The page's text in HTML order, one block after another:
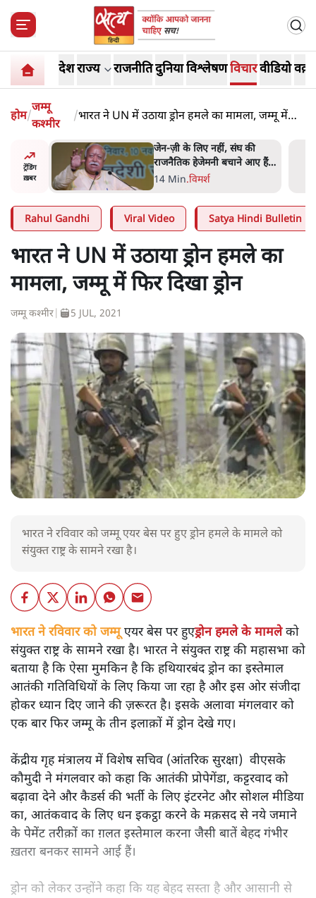
देशराज्य राजनीतिदुनियाविश्लेषणविचारवीडियो
होम/
जम्मू
कश्मीर
/भारत ने UN में उठाया ड्रोन हमले का मामला, जम्मू में
ट्रेंडिंग
ख़बर
आए हैं
ईरान ने जारी किया मुजतबा
खामेनेई का वीडियो; स्वास्थ्य पर
इसराइली मीडिया में चल रही थीं
7 Min.दुनिया
Rahul Gandhi Viral Video Satya Hindi Bulletin
भारत ने UN में उठाया ड्रोन हमले का
मामला, जम्मू में फिर दिखा ड्रोन
जम्मू कश्मीर 5 JUL, 2021
भारत ने रविवार को जम्मू एयर बेस पर हुए ड्रोन हमले के मामले को
संयुक्त राष्ट्र के सामने रखा है।
भारत ने रविवार को जम्मूएयर बेस पर हुएड्रोन हमले के मामलेको
संयुक्त राष्ट्र के सामने रखा है। भारत ने संयुक्त राष्ट्र की महासभा को
बताया है कि ऐसा मुमकिन है कि हथियारबंद ड्रोन का इस्तेमाल
आतंकी गतिविधियों के लिए किया जा रहा है और इस ओर संजीदा
होकर ध्यान दिए जाने की ज़रूरत है। इसके अलावा मंगलवार को
एक बार फिर जम्मू के तीन इलाक़ों में ड्रोन देखे गए।
केंद्रीय गृह मंत्रालय में विशेष सचिव (आंतरिक सुरक्षा) वीएसके
कौमुदी ने मंगलवार को कहा कि आतंकी प्रोपेगेंडा, कट्टरवाद को
बढ़ावा देने और कैडर्स की भर्ती के लिए इंटरनेट और सोशल मीडिया
का, आतंकवाद के लिए धन इकट्ठा करने के मक़सद से नये जमाने
के पेमेंट तरीक़ों का ग़लत इस्तेमाल करना जैसी बातें बेहद गंभीर
ख़तरा बनकर सामने आई हैं।
ड्रोन को लेकर उन्होंने कहा कि यह बेहद सस्ता है और आसानी से